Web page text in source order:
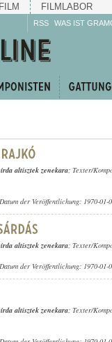
FILMLABOR
RSS WAS IST
altisztek zenekara; Texter/
der Veröffentlichung: 1970-01-
altisztek zenekara; Texter/
der Veröffentlichung: 1970-01-
altisztek zenekara; Texter/